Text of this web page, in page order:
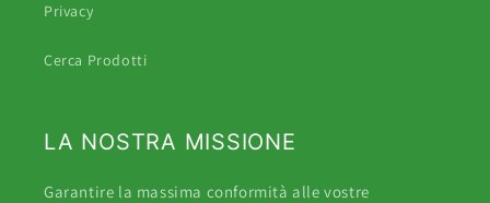
Privacy
Cerca Prodotti
LA NOSTRA MISSIONE
Garantire la massima conformità alle vostre